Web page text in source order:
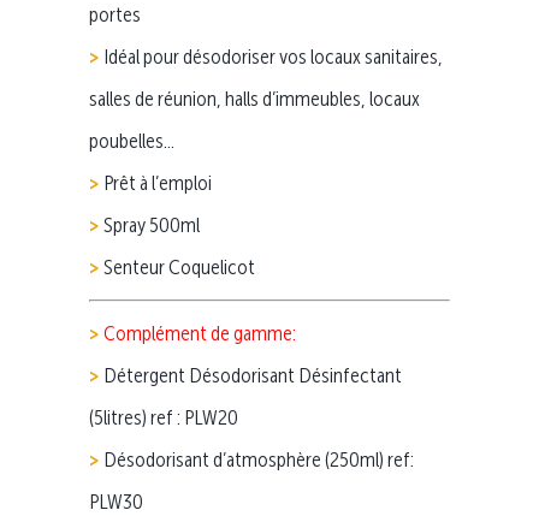
portes
Idéal pour désodoriser vos locaux sanitaires,
salles de réunion, halls d’immeubles, locaux
poubelles…
Prêt à l’emploi
Spray 500ml
Senteur Coquelicot
Complément de gamme:
Détergent Désodorisant Désinfectant
(5litres) ref : PLW20
Désodorisant d’atmosphère (250ml) ref:
PLW30